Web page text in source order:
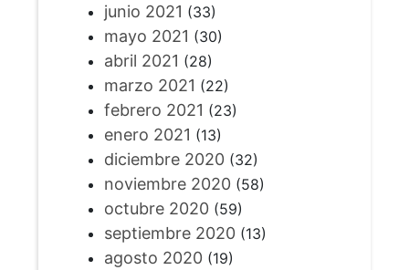
junio 2021 (33)
mayo 2021 (30)
abril 2021 (28)
marzo 2021 (22)
febrero 2021 (23)
enero 2021 (13)
diciembre 2020(32)
noviembre 2020(58)
octubre 2020(59)
septiembre 2020(13)
agosto 2020(19)